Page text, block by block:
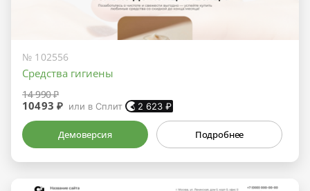
№ 102556
Средства гигиены
14 990 ₽
10493 ₽ или в Сплит 2 623 ₽
Демоверсия Подробнее